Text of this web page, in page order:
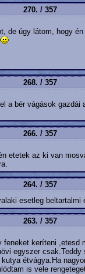
270. / 357
de úgy látom, hogy
268. / 357
a bér vágások
266. / 357
etetek az ki van
264. / 357
esetleg
263. / 357
keríteni
egyszer
étvágya.Ha
is vele